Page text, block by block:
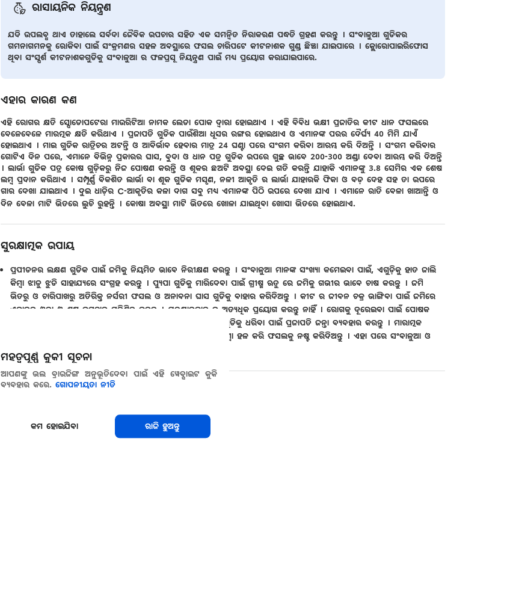
ରାସାୟନିକ ନିୟନ୍ତ୍ରଣ
ଯଦି ଉପଲବ୍ଧ ଥାଏ ତାହାଲେ ସର୍ବଦା ଜୈବିକ ଉପଚାର ସହିତ ଏକ ସମନ୍ଵିତ ନିରାକରଣ ପଦ୍ଧତି ଗ୍ରହଣ କରନ୍ତୁ । ସଂବାଳୁଆ ଗୁଡିକର
ଗମନାଗମନକୁ ରୋକିବା ପାଇଁ ସଂକ୍ରମଣର ସହଳ ଅବସ୍ଥାରେ ଫସଲ ଚାରିପଟେ କୀଟନାଶକ ଗୁଣ୍ଡ ଛିଞ୍ଚା ଯାଇପାରେ । କ୍ଲୋରୋପାଇରିଫୋସ
ଥିବା ସଂସ୍ପର୍ଶ କୀଟନାଶକଗୁଡିକୁ ସଂବାଳୁଆ ର ଫଳପ୍ରସୂ ନିୟନ୍ତ୍ରଣ ପାଇଁ ମଧ୍ୟ ପ୍ରୟୋଗ କରାଯାଇପାରେ.
ଏହାର କାରଣ କଣ
ଏହି ରୋଗର କ୍ଷତି ସ୍ପୋଡୋପଟେରା ମାଉରିଟିଆ ନାମକ ଲେଡା ପୋକ ଦ୍ୱାରା ହୋଇଥାଏ । ଏହି ବିବିଧ ଭକ୍ଷୀ ପ୍ରଜାତିର କୀଟ ଧାନ ଫସଲରେ
ବେଳେବେଳେ ମାରତ୍ମକ କ୍ଷତି କରିଥାଏ । ପ୍ରଜାପତି ଗୁଡିକ ପାଉଁଶିଆ ଧୂସର ରଙ୍ଗର ହୋଇଥାଏ ଓ ଏମାନଙ୍କ ପରର ଦୈର୍ଘ୍ୟ 40 ମିମି ଯାଏଁ
ହୋଇଥାଏ । ମାଇ ଗୁଡିକ ରାତ୍ରିଚର ଅଟନ୍ତି ଓ ଆବିର୍ଭାବ ହେବାର ମାତ୍ର 24 ଘଣ୍ଟା ପରେ ସଂଗମ କରିବା ଆରମ୍ଭ କରି ଦିଅନ୍ତି । ସଂଗମ କରିବାର
ଗୋଟିଏ ଦିନ ପରେ, ଏମାନେ ବିଭିନ୍ନ ପ୍ରକାରର ଘାସ, ବୁଦା ଓ ଧାନ ପତ୍ର ଗୁଡିକ ଉପରେ ଗୁଚ୍ଛ ଭାବେ 200-300 ଅଣ୍ଡା ଦେବା ଆରମ୍ଭ କରି ଦିଅନ୍ତି
। ଲାର୍ଭା ଗୁଡିକ ପତ୍ର କୋଷ ଗୁଡ଼ିକରୁ ନିଜ ପୋଷଣ କରନ୍ତି ଓ ଶୂକର ଛଅଟି ଅବସ୍ଥା ଦେଇ ଗତି କରନ୍ତି ଯାହାକି ଏମାନଙ୍କୁ 3.8 ସେମିର ଏକ ଶେଷ
ଲମ୍ବ ପ୍ରଦାନ କରିଥାଏ । ସମ୍ପୂର୍ଣ୍ଣ ବିକଶିତ ଲାର୍ଭା ବା ଶୂକ ଗୁଡିକ ମସୃଣ, ନଳୀ ଆକୃତି ର ଲାର୍ଭା ଯାହାରକି ଫିକା ଓ ବଡ଼ ଦେହ ସହ ତା ଉପରେ
ଗାର ଦେଖା ଯାଇଥାଏ । ଦୁଇ ଧାଡ଼ିର C-ଆକୃତିର କଳା ଦାଗ ସବୁ ମଧ୍ୟ ଏମାନଙ୍କ ପିଠି ଉପରେ ଦେଖା ଯାଏ । ଏମାନେ ରାତି ବେଳା ଖାଆନ୍ତି ଓ
ଦିନ ବେଳା ମାଟି ଭିତରେ ଲୁଚି ରୁହନ୍ତି । କୋଷା ଅବସ୍ଥା ମାଟି ଭିତରେ ଖୋଳା ଯାଇଥିବା ଖୋସା ଭିତରେ ହୋଇଥାଏ.
ସୁରକ୍ଷାତ୍ମକ ଉପାୟ
ପ୍ରପୀଡନର ଲକ୍ଷଣ ଗୁଡିକ ପାଇଁ ଜମିକୁ ନିୟମିତ ଭାବେ ନିରୀକ୍ଷଣ କରନ୍ତୁ । ସଂବାଳୁଆ ମାନଙ୍କ ସଂଖ୍ୟା କମେଇବା ପାଇଁ, ଏଗୁଡ଼ିକୁ ହାତ ଜାଲି
କିମ୍ବା ଝାଡୁ ଝୁଡି ସାହାଯ୍ୟରେ ସଂଗ୍ରହ କରନ୍ତୁ । ପ୍ୟୁପା ଗୁଡିକୁ ମାରିଦେବା ପାଇଁ ଗ୍ରୀଷ୍ମ ଋତୁ ରେ ଜମିକୁ ଗଭୀର ଭାବେ ଚାଷ କରନ୍ତୁ । ଜମି
ଭିତରୁ ଓ ଚାରିପାଖରୁ ଅତିରିକ୍ତ ନର୍ସରୀ ଫସଲ ଓ ଅନାବନା ଘାସ ଗୁଡିକୁ ବାହାର କରିଦିଅନ୍ତୁ । କୀଟ ର ଜୀବନ ଚକ୍ର ଭାଙ୍ଗିବା ପାଇଁ ଜମିରେ
ଏକାନ୍ତର ଓଦା ଓ ଶୁଷ୍କ ଉପଚାର ସୁନିଶ୍ଚିତ କରନ୍ତୁ । ଯବକ୍ଷାରଜାନ ର ଅତ୍ୟଧିକ ପ୍ରୟୋଗ କରନ୍ତୁ ନାହିଁ । ରୋଗକୁ ଦୂରେଇବା ପାଇଁ ପୋଷକ
ନଥିବା ଫସଲ ସହ ପର୍ଯ୍ୟାୟ ସହାୟକ ହୋଇଥାଏ । ବୟସ୍କ ପ୍ରଜାପତି ଗୁଡିକୁ ଧରିବା ପାଇଁ ପ୍ରଜାପତି ଜନ୍ତା ବ୍ୟବହାର କରନ୍ତୁ । ମାରାତ୍ମକ
ଆକ୍ରମଣ କ୍ଷେତ୍ରରେ, ଜମିରେ ଗାତ ଖୋଳି ଏହାକୁ ବିଛିନ୍ନ କରି ଦିଅନ୍ତୁ କିମ୍ବା ହଳ କରି ଫସଲକୁ ନଷ୍ଟ କରିଦିଅନ୍ତୁ । ଏହା ପରେ ସଂବାଳୁଆ ଓ
ପ୍ୟୁପା ଗୁଡିକ ଭକ୍ଷକ ପକ୍ଷୀ ମାନଙ୍କ ଦ୍ୱାରା ଶିକାର ଯାଆନ୍ତି.
ସେୟାର କରନ୍ତୁ
ମହତ୍ୱପୂର୍ଣ୍ଣ କୁକୀ ସୂଚନା
ଆପଣଙ୍କୁ ଭଲ ବ୍ରାଉଜିଙ୍ଗ ଅନୁଭୂତିଦେବା ପାଇଁ ଏହି ୱେବ୍ସାଇଟ କୁକି
ବ୍ୟବହାର କରେ. ଗୋପନୀୟତା ନୀତି
କମ ହୋଇଯିବା ରାଜି ହୁଅନ୍ତୁ